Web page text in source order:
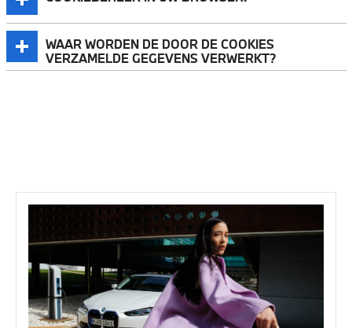
WAAR WORDEN DE DOOR DE COOKIES
VERZAMELDE GEGEVENS VERWERKT?